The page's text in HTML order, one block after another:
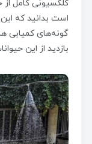
کلکسیونی کامل از
است بدانید که
گونه‌های کمیابی
بازدید از این